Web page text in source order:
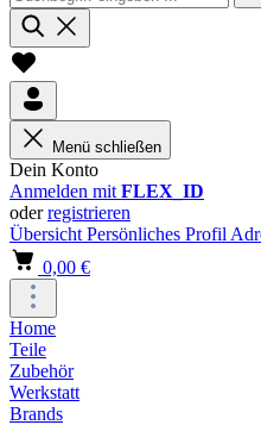
Menü schließen
Dein Konto
Anmelden mit FLEX_ID
oderregistrieren
Übersicht Persönliches Profil
0,00 €
Home
Teile
Zubehör
Werkstatt
Brands